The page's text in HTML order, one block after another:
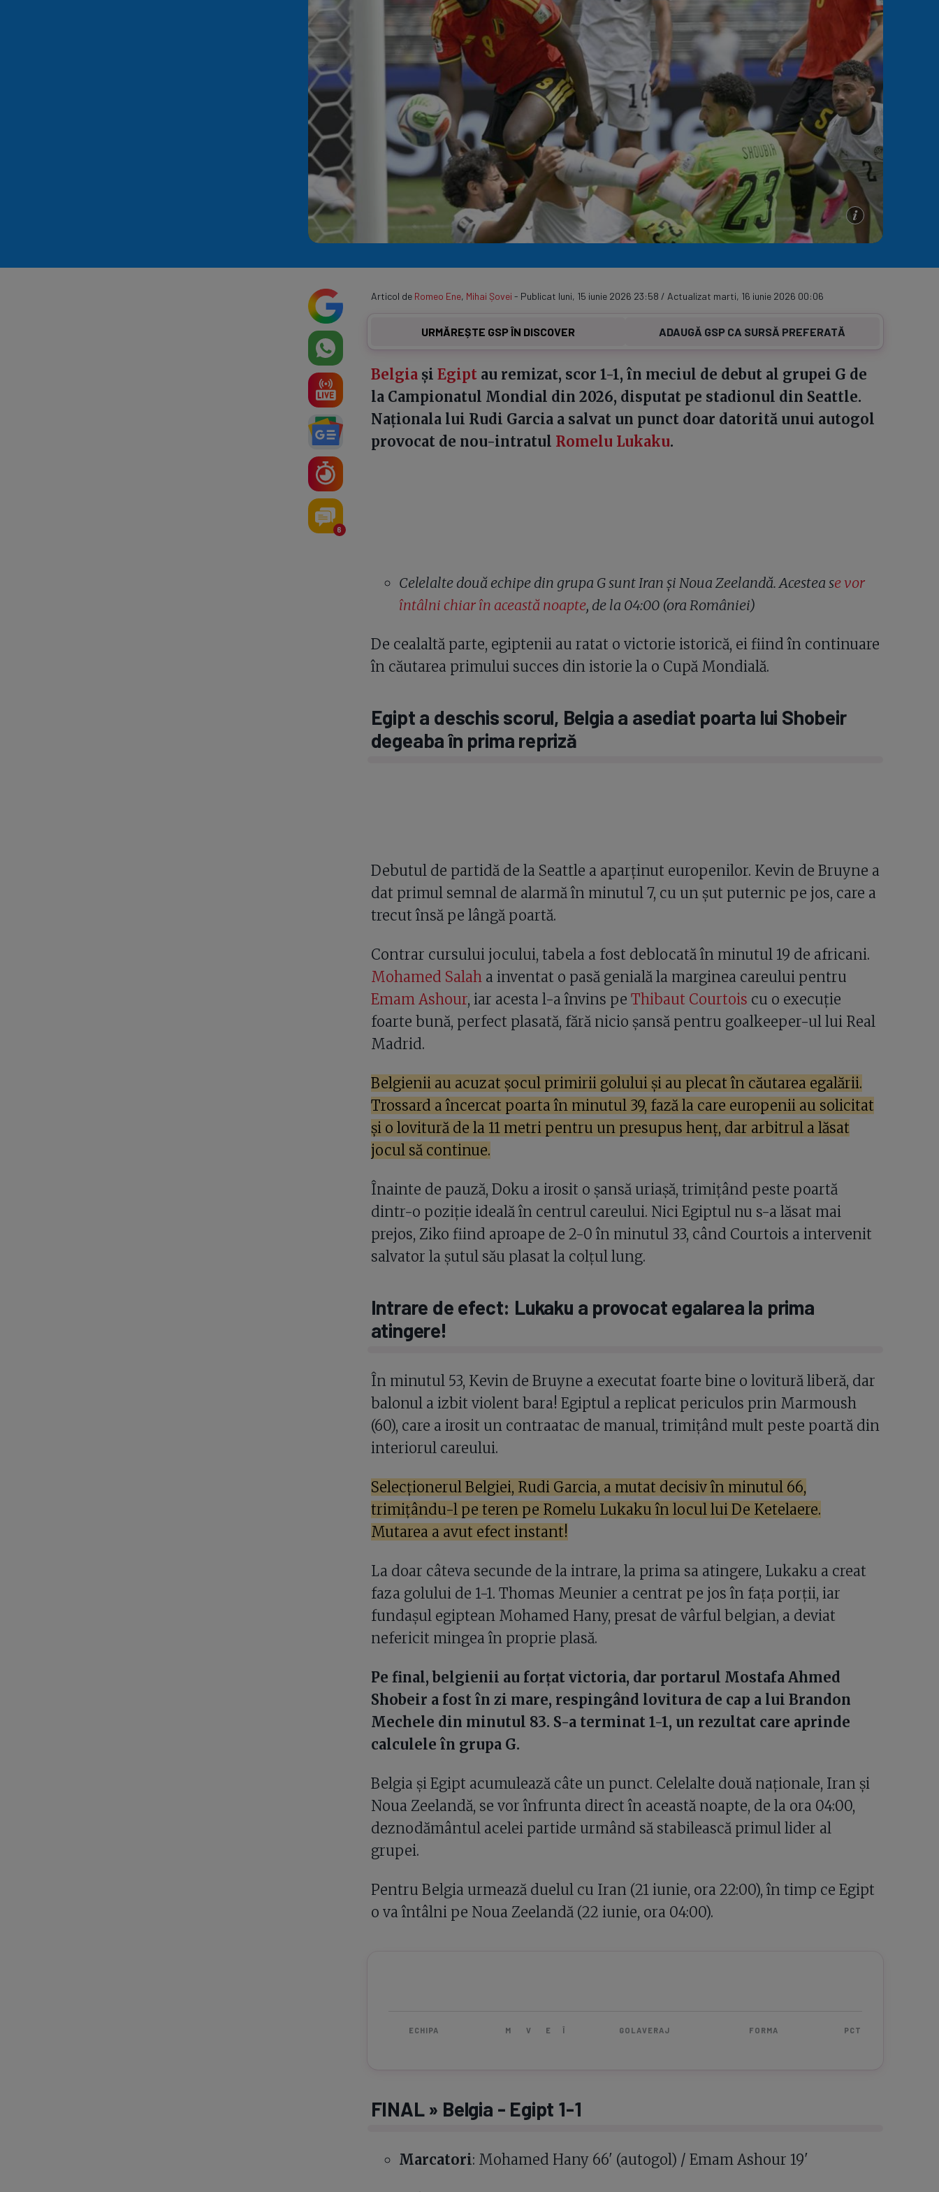
Serie A
Echipe Clasament
Program TV
6
Articol de Romeo Ene, Mihai Șovei - Publicat luni, 15 iunie 2026 23:58 / Actualizat marti, 16 iunie 2026 00:06
URMĂREȘTE GSP ÎN DISCOVER ADAUGĂ GSP CA SURSĂ PREFERATĂ
Belgiași Egiptau remizat, scor 1-1, în meciul de debut al grupei G de
la Campionatul Mondial din 2026, disputat pe stadionul din Seattle.
Naționala lui Rudi Garcia a salvat un punct doar datorită unui autogol
provocat de nou-intratul Romelu Lukaku.
Celelalte două echipe din grupa G sunt Iran și Noua Zeelandă. Acestea se vor
întâlni chiar în această noapte, de la 04:00 (ora României)
De cealaltă parte, egiptenii au ratat o victorie istorică, ei fiind în continuare
în căutarea primului succes din istorie la o Cupă Mondială.
Egipt a deschis scorul, Belgia a asediat poarta lui Shobeir
degeaba în prima repriză
Debutul de partidă de la Seattle a aparținut europenilor. Kevin de Bruyne a
dat primul semnal de alarmă în minutul 7, cu un șut puternic pe jos, care a
trecut însă pe lângă poartă.
Contrar cursului jocului, tabela a fost deblocată în minutul 19 de africani.
Mohamed Salah a inventat o pasă genială la marginea careului pentru
Emam Ashour, iar acesta l-a învins pe Thibaut Courtois cu o execuție
foarte bună, perfect plasată, fără nicio șansă pentru goalkeeper-ul lui Real
Madrid.
Belgienii au acuzat șocul primirii golului și au plecat în căutarea egalării.
Trossard a încercat poarta în minutul 39, fază la care europenii au solicitat
și o lovitură de la 11 metri pentru un presupus henț, dar arbitrul a lăsat
jocul să continue.
Înainte de pauză, Doku a irosit o șansă uriașă, trimițând peste poartă
dintr-o poziție ideală în centrul careului. Nici Egiptul nu s-a lăsat mai
prejos, Ziko fiind aproape de 2-0 în minutul 33, când Courtois a intervenit
salvator la șutul său plasat la colțul lung.
Intrare de efect: Lukaku a provocat egalarea la prima
atingere!
În minutul 53, Kevin de Bruyne a executat foarte bine o lovitură liberă, dar
balonul a izbit violent bara! Egiptul a replicat periculos prin Marmoush
(60), care a irosit un contraatac de manual, trimițând mult peste poartă din
interiorul careului.
Selecționerul Belgiei, Rudi Garcia, a mutat decisiv în minutul 66,
trimițându-l pe teren pe Romelu Lukaku în locul lui De Ketelaere.
Mutarea a avut efect instant!
La doar câteva secunde de la intrare, la prima sa atingere, Lukaku a creat
faza golului de 1-1. Thomas Meunier a centrat pe jos în fața porții, iar
fundașul egiptean Mohamed Hany, presat de vârful belgian, a deviat
nefericit mingea în proprie plasă.
Pe final, belgienii au forțat victoria, dar portarul Mostafa Ahmed
Shobeir a fost în zi mare, respingând lovitura de cap a lui Brandon
Mechele din minutul 83. S-a terminat 1-1, un rezultat care aprinde
calculele în grupa G.
Belgia și Egipt acumulează câte un punct. Celelalte două naționale, Iran și
Noua Zeelandă, se vor înfrunta direct în această noapte, de la ora 04:00,
deznodământul acelei partide urmând să stabilească primul lider al
grupei.
Pentru Belgia urmează duelul cu Iran (21 iunie, ora 22:00), în timp ce Egipt
o va întâlni pe Noua Zeelandă (22 iunie, ora 04:00).
ECHIPA M V E Î GOLAVERAJ FORMA PCT
FINAL » Belgia - Egipt 1-1
Marcatori: Mohamed Hany 66' (autogol) / Emam Ashour 19'